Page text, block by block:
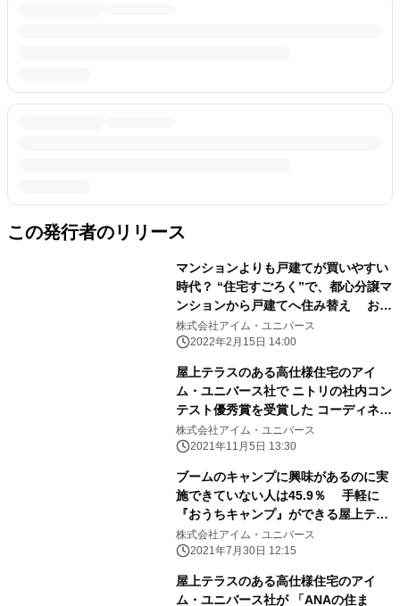
この発行者のリリース
マンションよりも戸建てが買いやすい
時代？ “住宅すごろく”で、都心分譲マ
ンションから戸建てへ住み替え おう
ちキャンプができる「リゾート邸宅」
人気が倍増
株式会社アイム・ユニバース
2022年2月15日 14:00
屋上テラスのある高仕様住宅のアイ
ム・ユニバース社で ニトリの社内コン
テスト優秀賞を受賞した コーディネー
トが体感できる戸建て住宅の 現地見学
会を実施開始
株式会社アイム・ユニバース
2021年11月5日 13:30
ブームのキャンプに興味があるのに実
施できていない人は45.9％ 手軽に
『おうちキャンプ』ができる屋上テラ
ス付き住宅が人気の訳
株式会社アイム・ユニバース
2021年7月30日 12:15
屋上テラスのある高仕様住宅のアイ
ム・ユニバース社が 「ANAの住ま